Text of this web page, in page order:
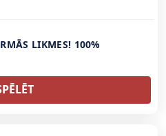
LIKMES! 100%